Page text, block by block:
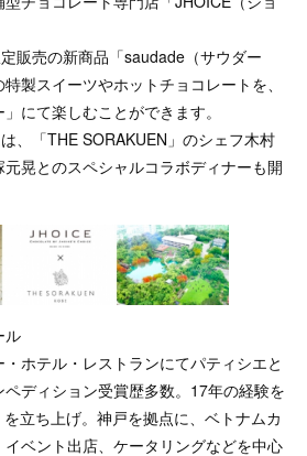
販売の新商品「saudade（サウダー
製スイーツやホットチョコレートを、
にて楽しむことができます。
、「THE SORAKUEN」のシェフ木村
晃とのスペシャルコラボディナーも開
ル
ホテル・レストランにてパティシエと
ディション受賞歴多数。17年の経験を
立ち上げ。神戸を拠点に、ベトナムカ
ベント出店、ケータリングなどを中心